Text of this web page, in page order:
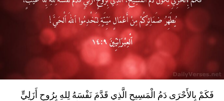
فَكَمْ بِالأَحْرَى دَمُ الْمَسِيحِ الَّذِي قَدَّمَ نَفْسَهُ لِلهِ بِرُوحٍ أَزَلِيٍّ